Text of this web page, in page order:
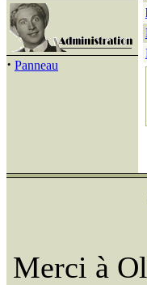
· Panneau
Merci à